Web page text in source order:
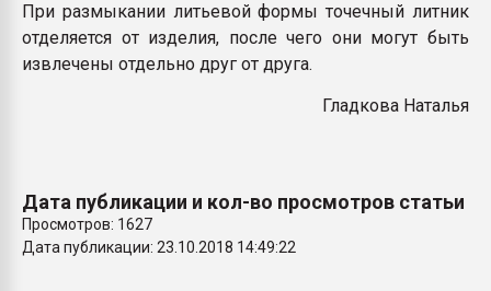
При размыкании литьевой формы точечный литник
отделяется от изделия, после чего они могут быть
извлечены отдельно друг от друга.
Гладкова Наталья
Дата публикации и кол-во просмотров статьи
Просмотров: 1627
Дата публикации: 23.10.2018 14:49:22